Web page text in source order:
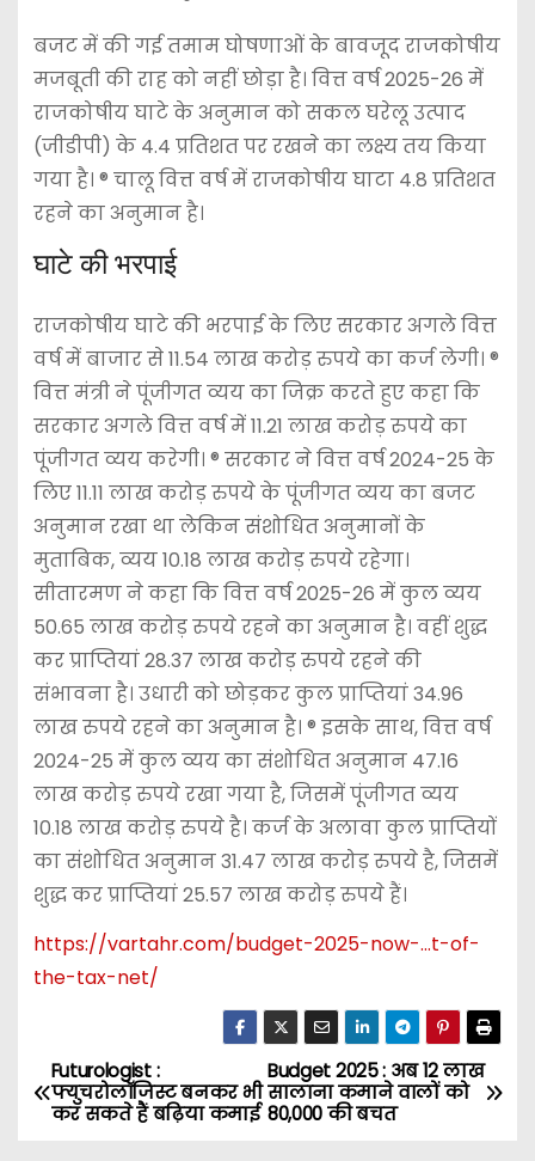
बजट में की गई तमाम घोषणाओं के बावजूद राजकोषीय
मजबूती की राह को नहीं छोड़ा है। वित्त वर्ष 2025-26 में
राजकोषीय घाटे के अनुमान को सकल घरेलू उत्पाद
(जीडीपी) के 4.4 प्रतिशत पर रखने का लक्ष्य तय किया
गया है। ® चालू वित्त वर्ष में राजकोषीय घाटा 4.8 प्रतिशत
रहने का अनुमान है।
घाटे की भरपाई
राजकोषीय घाटे की भरपाई के लिए सरकार अगले वित्त
वर्ष में बाजार से 11.54 लाख करोड़ रुपये का कर्ज लेगी। ®
वित्त मंत्री ने पूंजीगत व्यय का जिक्र करते हुए कहा कि
सरकार अगले वित्त वर्ष में 11.21 लाख करोड़ रुपये का
पूंजीगत व्यय करेगी। ® सरकार ने वित्त वर्ष 2024-25 के
लिए 11.11 लाख करोड़ रुपये के पूंजीगत व्यय का बजट
अनुमान रखा था लेकिन संशोधित अनुमानों के
मुताबिक, व्यय 10.18 लाख करोड़ रुपये रहेगा।
सीतारमण ने कहा कि वित्त वर्ष 2025-26 में कुल व्यय
50.65 लाख करोड़ रुपये रहने का अनुमान है। वहीं शुद्ध
कर प्राप्तियां 28.37 लाख करोड़ रुपये रहने की
संभावना है। उधारी को छोड़कर कुल प्राप्तियां 34.96
लाख रुपये रहने का अनुमान है। ® इसके साथ, वित्त वर्ष
2024-25 में कुल व्यय का संशोधित अनुमान 47.16
लाख करोड़ रुपये रखा गया है, जिसमें पूंजीगत व्यय
10.18 लाख करोड़ रुपये है। कर्ज के अलावा कुल प्राप्तियों
का संशोधित अनुमान 31.47 लाख करोड़ रुपये है, जिसमें
शुद्ध कर प्राप्तियां 25.57 लाख करोड़ रुपये हैं।
https://vartahr.com/budget-2025-now-…t-of-
the-tax-net/
P
Budget 2025 : अब 12 लाख
सालाना कमाने वालों को
80,000 की बचत
Futurologist :
फ्युचरोलॉजिस्ट बनकर भी
कर सकते हैं बढ़िया कमाई